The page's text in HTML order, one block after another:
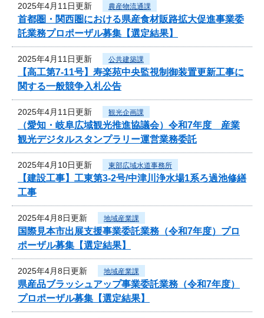
2025年4月11日更新 農産物流通課
首都圏・関西圏における県産食材販路拡大促進事業委
託業務プロポーザル募集【選定結果】
2025年4月11日更新 公共建築課
【高工第7-11号】寿楽苑中央監視制御装置更新工事に
関する一般競争入札公告
2025年4月11日更新 観光企画課
（愛知・岐阜広域観光推進協議会）令和7年度 産業
観光デジタルスタンプラリー運営業務委託
2025年4月10日更新 東部広域水道事務所
【建設工事】工東第3-2号/中津川浄水場1系ろ過池修繕
工事
2025年4月8日更新 地域産業課
国際見本市出展支援事業委託業務（令和7年度）プロ
ポーザル募集【選定結果】
2025年4月8日更新 地域産業課
県産品ブラッシュアップ事業委託業務（令和7年度）
プロポーザル募集【選定結果】